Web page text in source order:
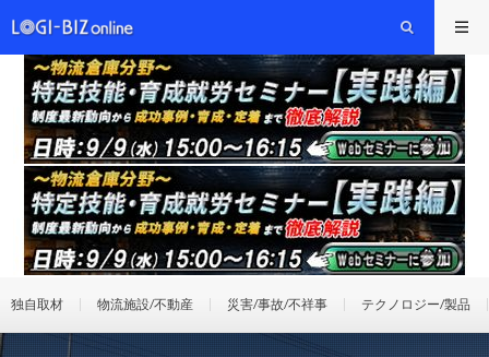
独自取材 物流施設/不動産 災害/事故/不祥事 テクノロジー/製品